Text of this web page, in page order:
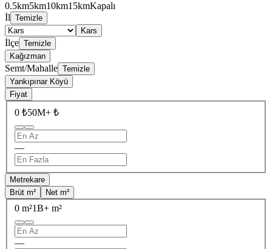
0.5km5km10km15kmKapalı
İl Temizle
Kars
İlçe Temizle
Kağızman
Semt/Mahalle Temizle
Yankıpınar Köyü
Fiyat
0 ₺50M+ ₺
—
Metrekare
Brüt m²
Net m²
0 m²1B+ m²
—